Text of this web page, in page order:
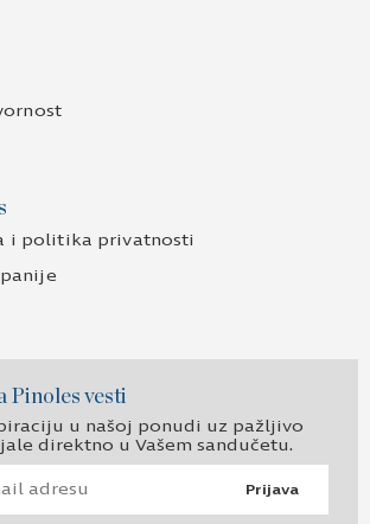
i politika privatnosti
Pinoles vesti
u našoj ponudi uz pažljivo
direktno u Vašem sandučetu.
Prijava